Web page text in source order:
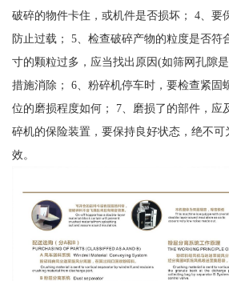
破碎的物件卡住，或机件是否损坏； 4、要
防止过载； 5、检查破碎产物的粒度是否符
寸的颗粒过多，应当找出原因(如筛网孔隙
措施消除； 6、粉碎机停车时，要检查紧固
位的磨损程度如何； 7、磨损了的部件，应
碎机的保险装置，要保持良好状态，绝不
效。